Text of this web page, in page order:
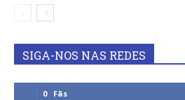
SIGA-NOS NAS REDES
0 Fãs